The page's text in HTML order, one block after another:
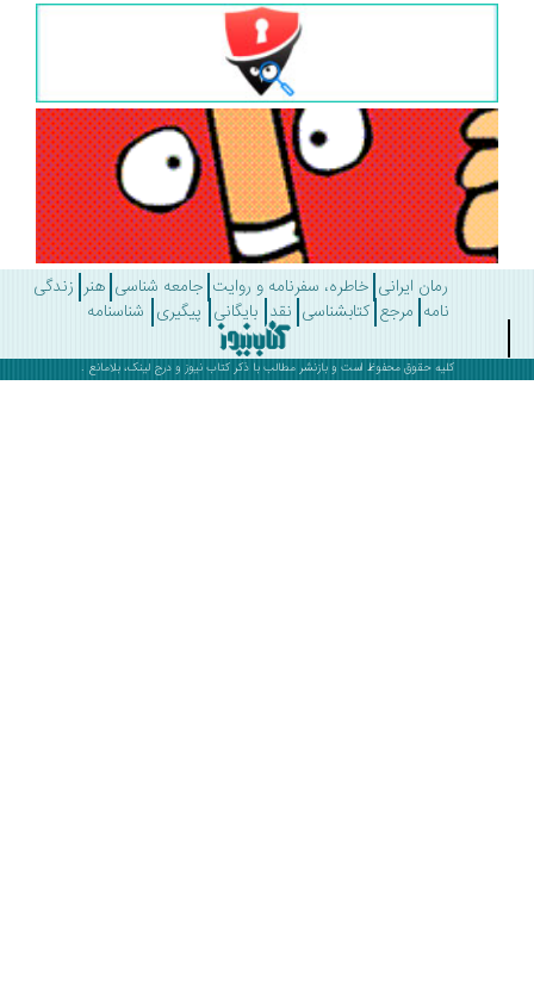
رمان ایرانی خاطره، سفرنامه و روایت جامعه شناسی هنر زندگی
مرجع کتابشناسی نقد بایگانی پیگیری شناسنامه
کلیه حقوق محفوظ است و بازنشر مطالب با ذکرکتاب نیوز و درج لینک، بلامانع .